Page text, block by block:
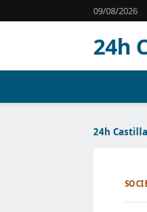
09/08/2026
24h
24h